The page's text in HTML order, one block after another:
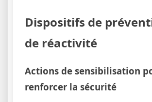
Dispositifs de
de réactivité
Actions de sensibilisation
renforcer la sécurité